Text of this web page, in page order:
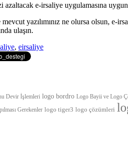
e-irsaliye uygulamasına
yazılımınız ne olursa olsun, e-
ulaşın.
, eirsaliye
Devir İşlemleri logo bordro Logo Bayii ve Logo
Gerekenler logo tiger3 logo çözümleri